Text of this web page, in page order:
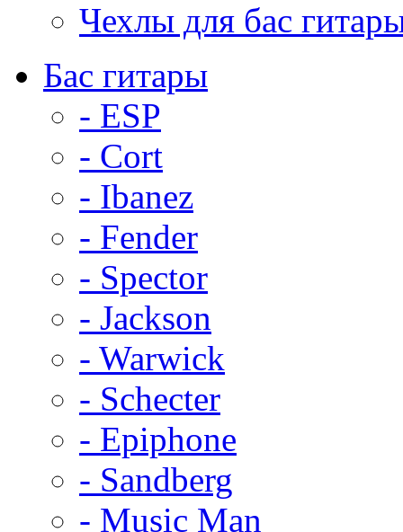
Чехлы для бас
Бас гитары
- ESP
- Cort
- Ibanez
- Fender
- Spector
- Jackson
- Warwick
- Schecter
- Epiphone
- Sandberg
- Music Man